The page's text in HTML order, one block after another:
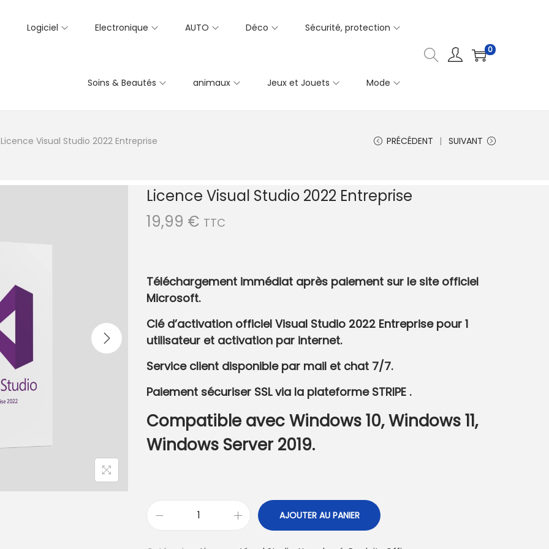
Logiciel Electronique AUTO Déco Sécurité, protection
Soins & Beautés animaux Jeux et Jouets Mode
0
Licence Visual Studio 2022 Entreprise PRÉCÉDENT SUIVANT
Licence Visual Studio 2022 Entreprise
19,99 € TTC
Téléchargement immédiat après paiement sur le site officiel
Microsoft.
Clé d’activation officiel Visual Studio 2022 Entreprise pour 1
utilisateur et activation par internet.
Service client disponible par mail et chat 7/7.
Paiement sécuriser SSL via la plateforme STRIPE .
Compatible avec Windows 10, Windows 11,
Windows Server 2019.
AJOUTER AU PANIER